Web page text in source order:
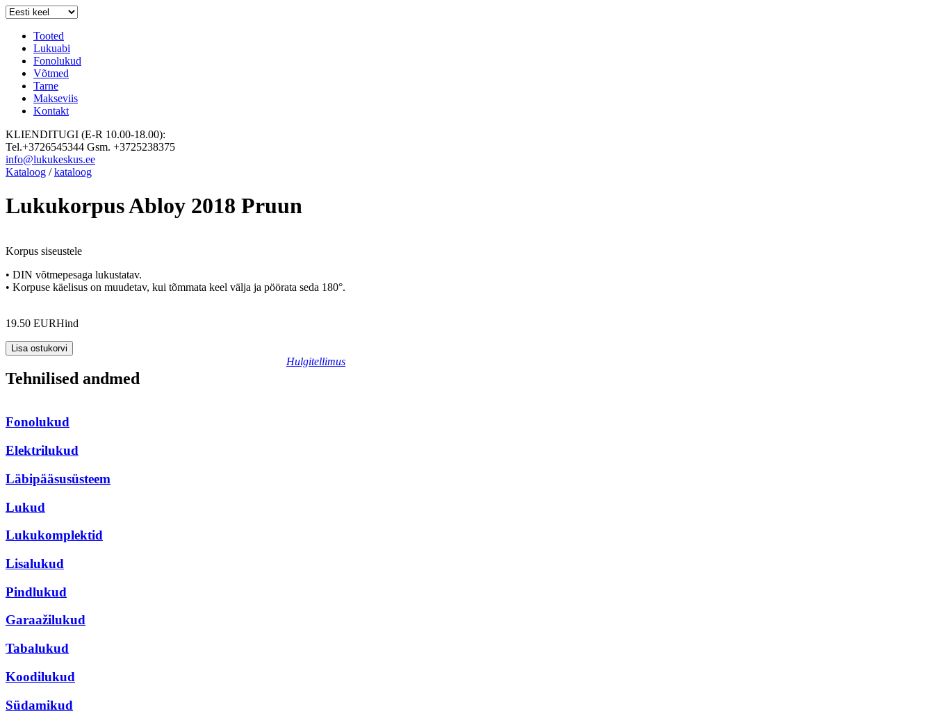
Tooted
Lukuabi
Fonolukud
Võtmed
Tarne
Makseviis
Kontakt
KLIENDITUGI (E-R 10.00-18.00):
Tel.+3726545344 Gsm. +3725238375
info@lukukeskus.ee
Kataloog /kataloog
Lukukorpus Abloy 2018 Pruun
Korpus siseustele
• DIN võtmepesaga lukustatav.
• Korpuse käelisus on muudetav, kui tõmmata keel välja ja pöörata seda 180°.
19.50 EURHind
Hulgitellimus
Tehnilised andmed
Fonolukud
Elektrilukud
Läbipääsusüsteem
Lukud
Lukukomplektid
Lisalukud
Pindlukud
Garaažilukud
Tabalukud
Koodilukud
Südamikud